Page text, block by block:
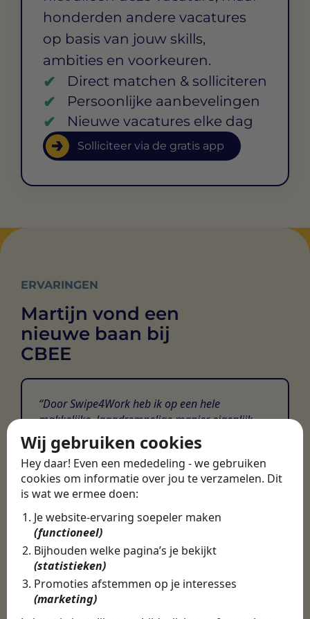
Wij gebruiken cookies
Hey daar! Even een mededeling - we gebruiken
cookies om informatie over jou te verzamelen. Dit
is wat we ermee doen:
Je website-ervaring soepeler maken
(functioneel)
Bijhouden welke pagina’s je bekijkt
(statistieken)
Promoties afstemmen op je interesses
(marketing)
honderden andere vacatures
op basis van jouw skills,
ambities en voorkeuren.
Direct matchen & solliciteren
Persoonlijke aanbevelingen
Nieuwe vacatures elke dag
Solliciteer via de gratis app
ERVARINGEN
Martijn vond een
nieuwe baan bij
CBEE
Door Swipe4Work heb ik op een hele
makkelijke, laagdrempelige manier eigenlijk
een hele leuke nieuwe baan gevonden. Met heel
veel nieuwe uitdagingen!
Martijn